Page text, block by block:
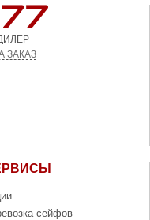
ЗАКАЗ
сейфов